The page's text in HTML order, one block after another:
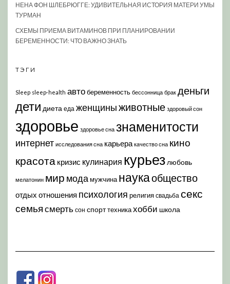
НЕНА ФОН ШЛЕБРЮГГЕ: УДИВИТЕЛЬНАЯ ИСТОРИЯ МАТЕРИ УМЫ
ТУРМАН
СХЕМЫ ПРИЕМА ВИТАМИНОВ ПРИ ПЛАНИРОВАНИИ
БЕРЕМЕННОСТИ: ЧТО ВАЖНО ЗНАТЬ
ТЭГИ
Sleep sleep-health автобеременность бессонница брак деньги
дети диета еда женщиныживотные здоровый сон
здоровье здоровье сна знаменитости
интернет исследования сна карьера качество сна кино
красота кризис кулинария курьез любовь
мелатонин мир модамужчина наукаобщество
отдых отношения психология религия свадьба секс
семья смерть сон спорттехникахобби школа